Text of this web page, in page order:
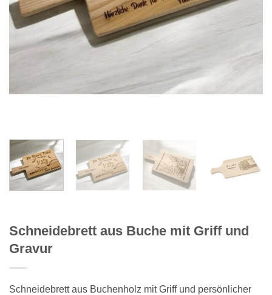
Schneidebrett aus Buche mit Griff und
Gravur
Schneidebrett aus Buchenholz mit Griff und persönlicher